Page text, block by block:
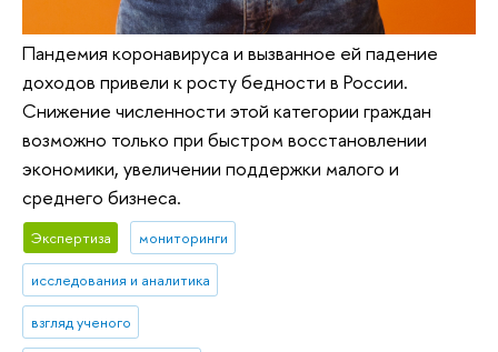
Пандемия коронавируса и вызванное ей падение
доходов привели к росту бедности в России.
Снижение численности этой категории граждан
возможно только при быстром восстановлении
экономики, увеличении поддержки малого и
среднего бизнеса.
Экспертиза мониторинги
исследования и аналитика
взгляд ученого